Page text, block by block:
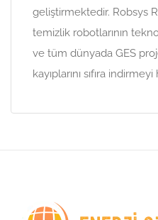
geliştirmektedir. Robsys
temizlik robotlarının
ve tüm dünyada GES
kayıplarını sıfıra